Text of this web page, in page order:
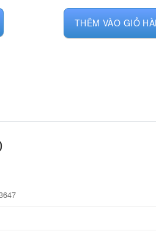
T7820 số lượng
THÊM VÀO GIỎ